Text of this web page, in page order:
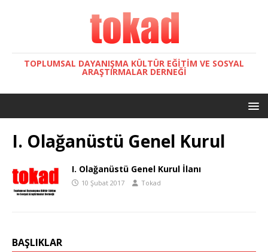
TOPLUMSAL DAYANIŞMA KÜLTÜR EĞITIM VE SOSYAL
ARAŞTIRMALAR DERNEĞI
I. Olağanüstü Genel Kurul
I. Olağanüstü Genel Kurul İlanı
10 Şubat 2017 Tokad
BAŞLIKLAR